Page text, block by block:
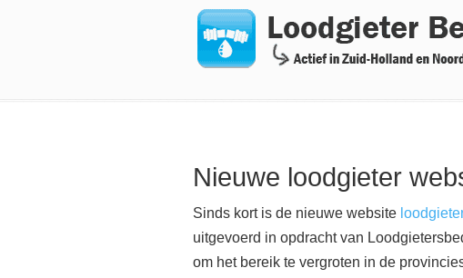
Nieuwe loodgieter
Sinds kort is de nieuwe website
uitgevoerd in opdracht van
om het bereik te vergroten in de